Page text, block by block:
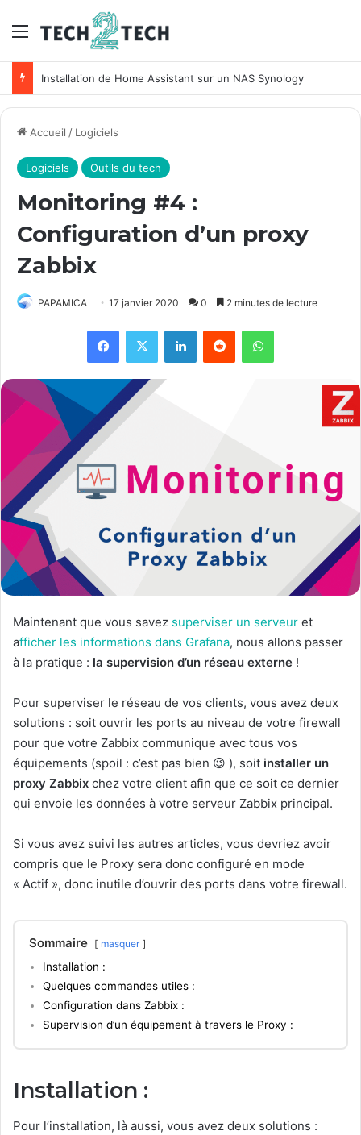
Menu
Installation de Home Assistant sur un NAS Synology
Accueil / Logiciels
Logiciels Outils du tech
Monitoring #4 :
Configuration d’un proxy
Zabbix
PAPAMICA 17 janvier 2020 0 2 minutes de lecture
Facebook
X LinkedinReddit WhatsApp
Maintenant que vous savez superviser un serveur et
afficher les informations dans Grafana, nous allons passer
à la pratique : la supervision d’un réseau externe !
Pour superviser le réseau de vos clients, vous avez deux
solutions : soit ouvrir les ports au niveau de votre firewall
pour que votre Zabbix communique avec tous vos
équipements (spoil : c’est pas bien 😉 ), soit installer un
proxy Zabbix chez votre client afin que ce soit ce dernier
qui envoie les données à votre serveur Zabbix principal.
Si vous avez suivi les autres articles, vous devriez avoir
compris que le Proxy sera donc configuré en mode
« Actif », donc inutile d’ouvrir des ports dans votre firewall.
Sommaire masquer
Installation :
Quelques commandes utiles :
Configuration dans Zabbix :
Supervision d’un équipement à travers le Proxy :
Installation :
Pour l’installation, là aussi, vous avez deux solutions :